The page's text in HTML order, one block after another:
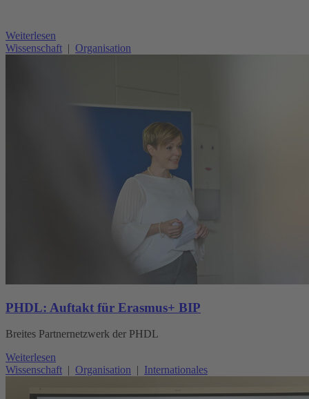
Weiterlesen
Wissenschaft | Organisation
PHDL: Auftakt für Erasmus+ BIP
Breites Partnernetzwerk der PHDL
Weiterlesen
Wissenschaft
Organisation Internationales